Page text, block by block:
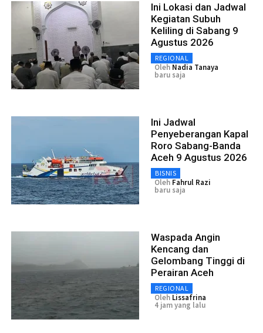
Ini Lokasi dan Jadwal
Kegiatan Subuh
Keliling di Sabang 9
Agustus 2026
REGIONAL
Oleh Nadia Tanaya
baru saja
Ini Jadwal
Penyeberangan Kapal
Roro Sabang-Banda
Aceh 9 Agustus 2026
BISNIS
Oleh Fahrul Razi
baru saja
Waspada Angin
Kencang dan
Gelombang Tinggi di
Perairan Aceh
REGIONAL
Oleh Lissafrina
4 jam yang lalu